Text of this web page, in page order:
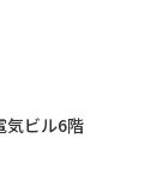
気ビル6階